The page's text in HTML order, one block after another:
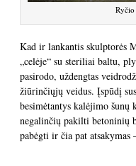
Ryčio
Kad ir lankantis skulptorės
„celėje“ su steriliai baltu,
pasirodo, uždengtas
žiūrinčiųjų veidus. Įspūdį
besimėtantys kalėjimo
negalinčių pakilti betoninių
pabėgti ir čia pat atsakymas